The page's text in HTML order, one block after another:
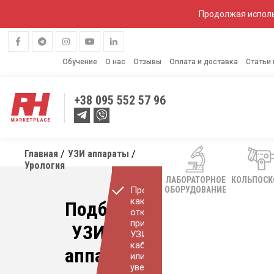
Продолжая
Обучение О нас Отзывы Оплата и доставка Статьи
+38 095 552 57 96
ЛАБОРАТОРНОЕ
ОБОРУДОВАНИЕ
Главная
УЗИ аппараты
Урология
Подберем
УЗИ
аппарат
Проконсультируем
как
открыть
прибыльный
УЗИ
кабинет
или
увеличить